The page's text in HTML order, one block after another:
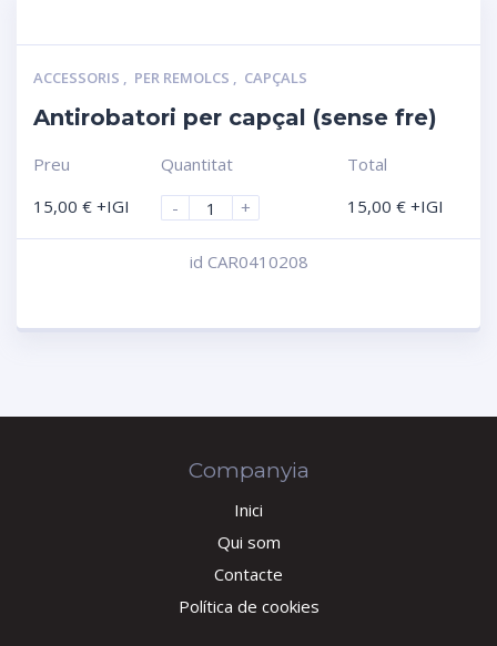
ACCESSORIS , PER REMOLCS , CAPÇALS
Antirobatori per capçal (sense fre)
Preu
15,00 € +IGI
Quantitat
-
+
Total
15,00 € +IGI
id CAR0410208
Companyia
Inici
Qui som
Contacte
Política de cookies